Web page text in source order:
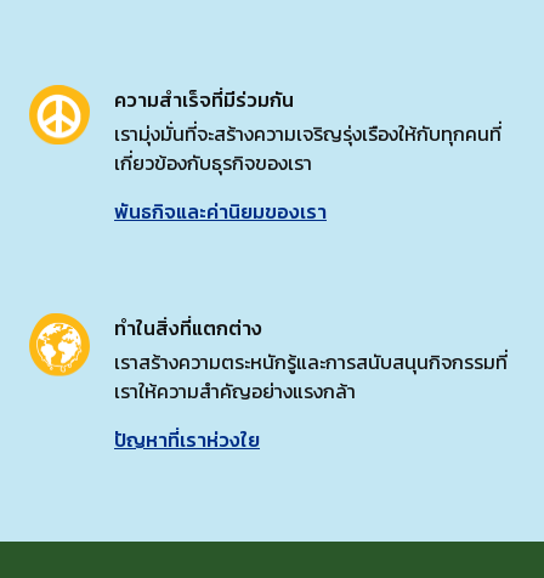
ความสำเร็จที่มีร่วมกัน
เรามุ่งมั่นที่จะสร้างความเจริญรุ่งเรืองให้กับทุกคนที่
เกี่ยวข้องกับธุรกิจของเรา
พันธกิจและค่านิยมของเรา
ทำในสิ่งที่แตกต่าง
เราสร้างความตระหนักรู้และการสนับสนุนกิจกรรมที่
เราให้ความสำคัญอย่างแรงกล้า
ปัญหาที่เราห่วงใย